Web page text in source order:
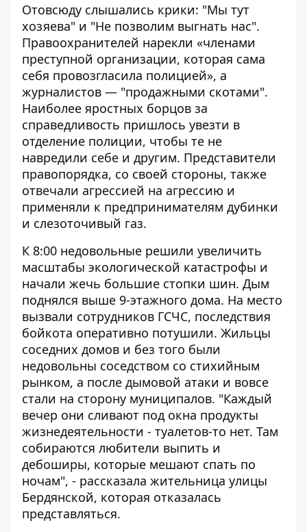
Отовсюду слышались крики: "Мы тут
хозяева" и "Не позволим выгнать нас".
Правоохранителей нарекли «членами
преступной организации, которая сама
себя провозгласила полицией», а
журналистов — "продажными скотами".
Наиболее яростных борцов за
справедливость пришлось увезти в
отделение полиции, чтобы те не
навредили себе и другим. Представители
правопорядка, со своей стороны, также
отвечали агрессией на агрессию и
применяли к предпринимателям дубинки
и слезоточивый газ.
К 8:00 недовольные решили увеличить
масштабы экологической катастрофы и
начали жечь большие стопки шин. Дым
поднялся выше 9-этажного дома. На место
вызвали сотрудников ГСЧС, последствия
бойкота оперативно потушили. Жильцы
соседних домов и без того были
недовольны соседством со стихийным
рынком, а после дымовой атаки и вовсе
стали на сторону муниципалов. "Каждый
вечер они сливают под окна продукты
жизнедеятельности - туалетов-то нет. Там
собираются любители выпить и
дебоширы, которые мешают спать по
ночам", - рассказала жительница улицы
Бердянской, которая отказалась
представляться.